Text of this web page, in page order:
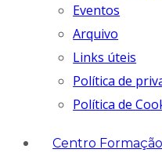
Eventos
Arquivo
Links úteis
Política de
Política de
Centro Formação